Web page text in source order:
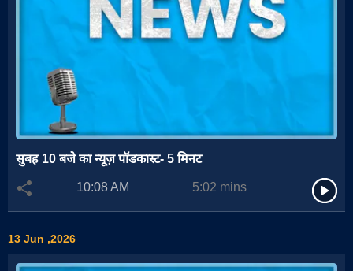
सुबह 10 बजे का न्यूज़ पॉडकास्ट- 5 मिनट
10:08 AM
5:02 mins
13 Jun ,2026